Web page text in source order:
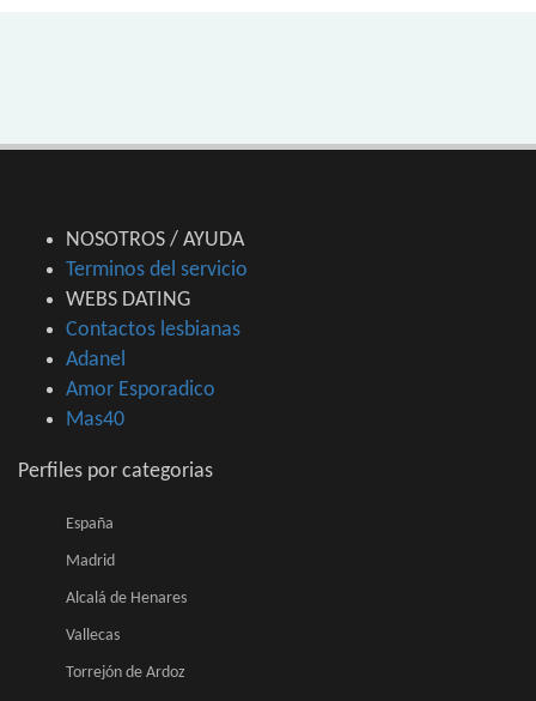
NOSOTROS / AYUDA
Terminos del servicio
WEBS DATING
Contactos lesbianas
Adanel
Amor Esporadico
Mas40
Perfiles por categorias
España
Madrid
Alcalá de Henares
Vallecas
Torrejón de Ardoz